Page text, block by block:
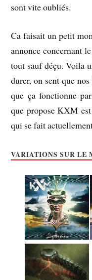
sont vite oubliés.
Ca faisait un petit
annonce concernant
tout sauf déçu. Voila
durer, on sent que
que ça fonctionne
que propose KXM
qui se fait
VARIATIONS SUR LE